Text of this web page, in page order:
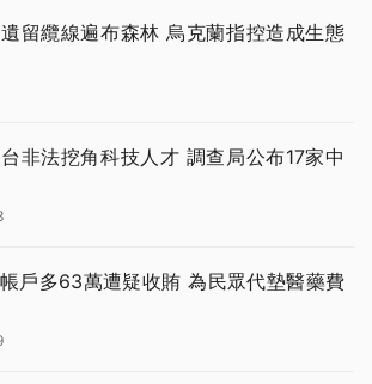
留纜線遍布森林 烏克蘭指控造成生態
非法挖角科技人才 調查局公布17家中
戶多63萬遭疑收賄 為民眾代墊醫藥費